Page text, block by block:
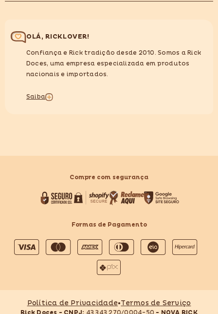
OLÁ, RICKLOVER!
Confiança e Rick tradição desde 2010. Somos a Rick
Doces, uma empresa especializada em produtos
nacionais e importados.
Saiba
Compre com segurança
Formas de Pagamento
Formas
pagamento
Política de Privacidade•Termos de Serviço